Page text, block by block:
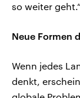
so weiter geht.“
Neue Formen
Wenn jedes
denkt,